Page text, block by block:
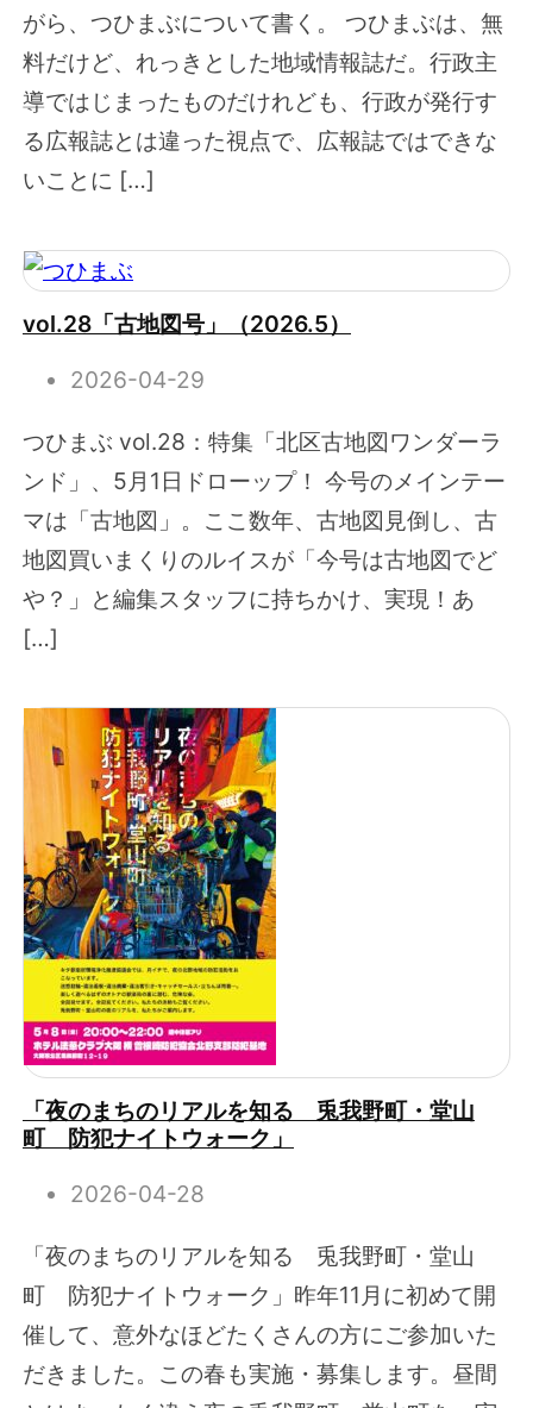
がら、つひまぶについて書く。 つひまぶは、無
料だけど、れっきとした地域情報誌だ。行政主
導ではじまったものだけれども、行政が発行す
る広報誌とは違った視点で、広報誌ではできな
いことに […]
vol.28「古地図号」（2026.5）
2026-04-29
つひまぶ vol.28：特集「北区古地図ワンダーラ
ンド」、5月1日ドローップ！ 今号のメインテー
マは「古地図」。ここ数年、古地図見倒し、古
地図買いまくりのルイスが「今号は古地図でど
や？」と編集スタッフに持ちかけ、実現！あ
[…]
「夜のまちのリアルを知る 兎我野町・堂山
町 防犯ナイトウォーク」
2026-04-28
「夜のまちのリアルを知る 兎我野町・堂山
町 防犯ナイトウォーク」昨年11月に初めて開
催して、意外なほどたくさんの方にご参加いた
だきました。この春も実施・募集します。昼間